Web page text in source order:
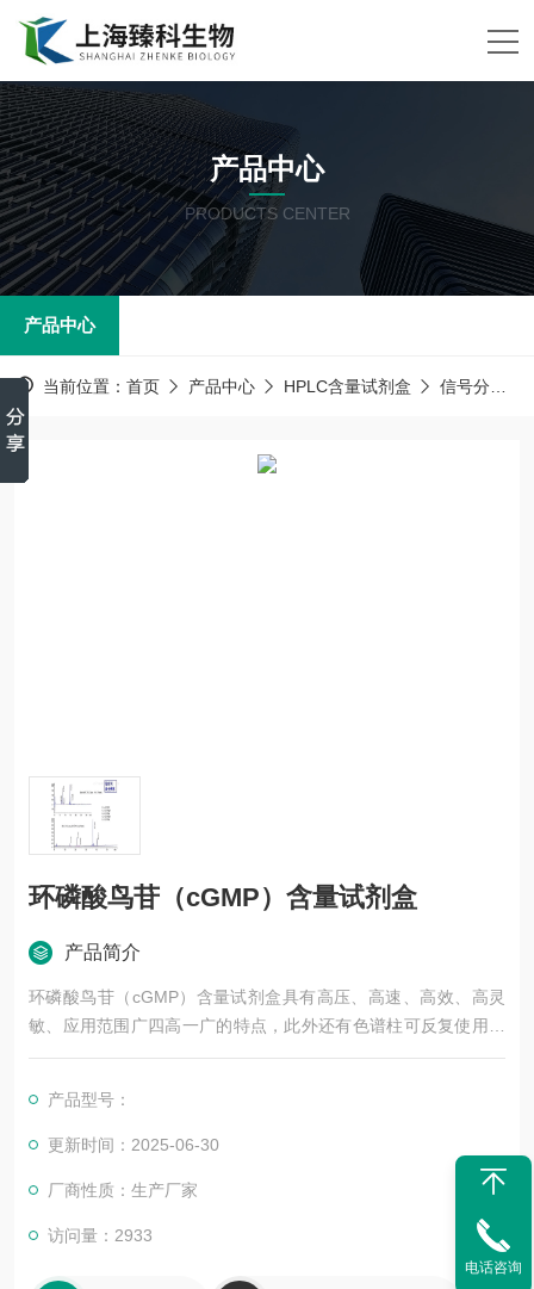
产品中心
PRODUCTS CENTER
产品中心
当前位置： 首页 产品中心 HPLC含量试剂盒 信号分子系列
环磷酸鸟苷（cGMP）含量试剂盒
产品简介
环磷酸鸟苷（cGMP）含量试剂盒具有高压、高速、高效、高灵
敏、应用范围广四高一广的特点，此外还有色谱柱可反复使用、
样品不被破坏、易回收等优点。HPLC法应用广泛，欢迎广大新
产品型号：
更新时间：2025-06-30
厂商性质：生产厂家
访问量：2933
电话咨询